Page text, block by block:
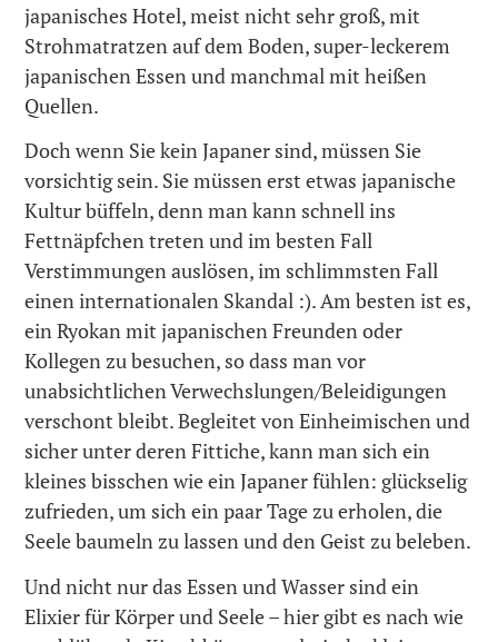
japanisches Hotel, meist nicht sehr groß, mit
Strohmatratzen auf dem Boden, super-leckerem
japanischen Essen und manchmal mit heißen
Quellen.
Doch wenn Sie kein Japaner sind, müssen Sie
vorsichtig sein. Sie müssen erst etwas japanische
Kultur büffeln, denn man kann schnell ins
Fettnäpfchen treten und im besten Fall
Verstimmungen auslösen, im schlimmsten Fall
einen internationalen Skandal :). Am besten ist es,
ein Ryokan mit japanischen Freunden oder
Kollegen zu besuchen, so dass man vor
unabsichtlichen Verwechslungen/Beleidigungen
verschont bleibt. Begleitet von Einheimischen und
sicher unter deren Fittiche, kann man sich ein
kleines bisschen wie ein Japaner fühlen: glückselig
zufrieden, um sich ein paar Tage zu erholen, die
Seele baumeln zu lassen und den Geist zu beleben.
Und nicht nur das Essen und Wasser sind ein
Elixier für Körper und Seele – hier gibt es nach wie